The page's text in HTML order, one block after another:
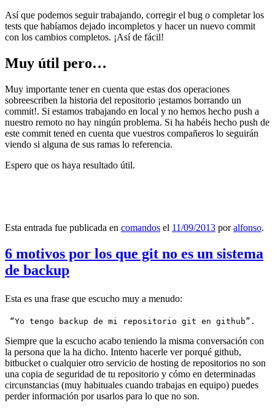
Así que podemos seguir trabajando, corregir el bug o completar los
tests que habíamos dejado incompletos y hacer un nuevo commit
con los cambios completos. ¡Así de fácil!
Muy útil pero…
Muy importante tener en cuenta que estas dos operaciones
sobreescriben la historia del repositorio ¡estamos borrando un
commit!. Si estamos trabajando en local y no hemos hecho push a
nuestro remoto no hay ningún problema. Si ha habéis hecho push de
este commit tened en cuenta que vuestros compañeros lo seguirán
viendo si alguna de sus ramas lo referencia.
Espero que os haya resultado útil.
Esta entrada fue publicada en comandos el 11/09/2013 poralfonso.
6 motivos por los que git no es un sistema
de backup
Esta es una frase que escucho muy a menudo:
“Yo tengo backup de mi repositorio git en github”.
Siempre que la escucho acabo teniendo la misma conversación con
la persona que la ha dicho. Intento hacerle ver porqué github,
bitbucket o cualquier otro servicio de hosting de repositorios no son
una copia de seguridad de tu repositorio y cómo en determinadas
circunstancias (muy habituales cuando trabajas en equipo) puedes
perder información por usarlos para lo que no son.